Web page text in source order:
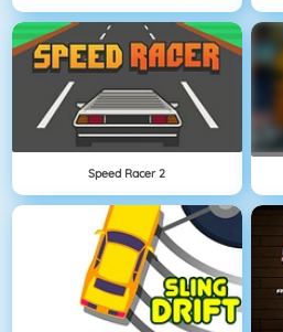
Speed Racer 2